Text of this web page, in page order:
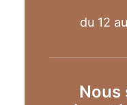
du 12
Nous